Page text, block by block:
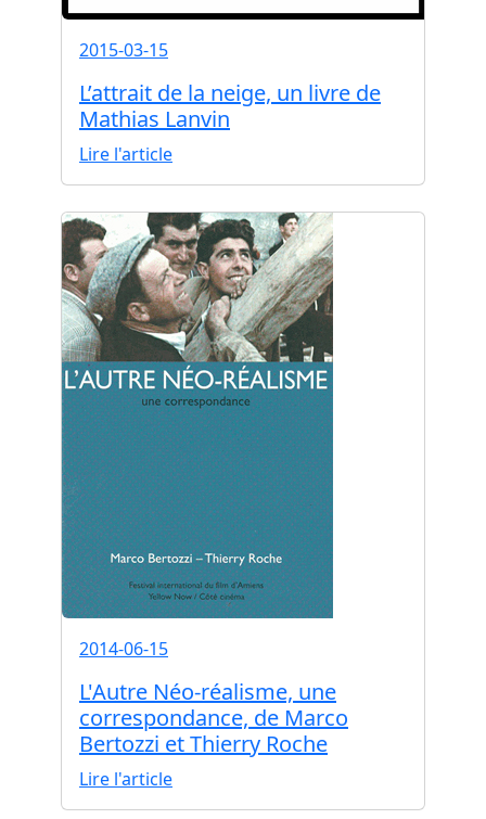
2015-03-15
L’attrait de la neige, un livre de
Mathias Lanvin
Lire l'article
2014-06-15
L'Autre Néo-réalisme, une
correspondance, de Marco
Bertozzi et Thierry Roche
Lire l'article